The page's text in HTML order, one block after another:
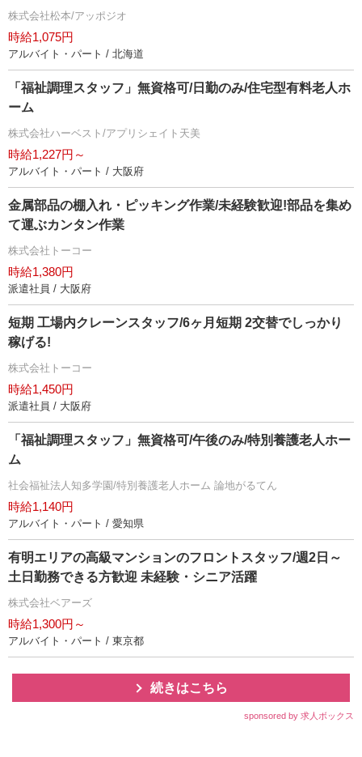
株式会社松本/アッポジオ
時給1,075円
アルバイト・パート / 北海道
「福祉調理スタッフ」無資格可/日勤のみ/住宅型有料老人ホ
ーム
株式会社ハーベスト/アプリシェイト天美
時給1,227円～
アルバイト・パート / 大阪府
金属部品の棚入れ・ピッキング作業/未経験歓迎!部品を集め
て運ぶカンタン作業
株式会社トーコー
時給1,380円
派遣社員 / 大阪府
短期 工場内クレーンスタッフ/6ヶ月短期 2交替でしっかり
稼げる!
株式会社トーコー
時給1,450円
派遣社員 / 大阪府
「福祉調理スタッフ」無資格可/午後のみ/特別養護老人ホー
ム
社会福祉法人知多学園/特別養護老人ホーム 論地がるてん
時給1,140円
アルバイト・パート / 愛知県
有明エリアの⾼級マンションのフロントスタッフ/週2日～
土日勤務できる方歓迎 未経験・シニア活躍
株式会社ベアーズ
時給1,300円～
アルバイト・パート / 東京都
続きはこちら
sponsored by 求人ボックス